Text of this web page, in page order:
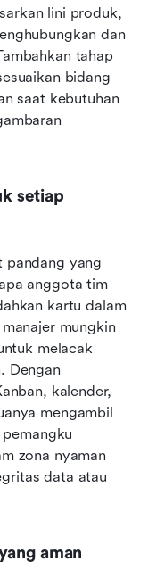
lini produk,
dan
tahap
bidang
saat kebutuhan
setiap
pandang yang
anggota tim
kartu dalam
mungkin
melacak
Dengan
kalender,
mengambil
zona nyaman
data atau
aman